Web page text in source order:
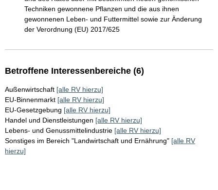
Techniken gewonnene Pflanzen und die aus ihnen
gewonnenen Leben- und Futtermittel sowie zur Änderung
der Verordnung (EU) 2017/625
Betroffene Interessenbereiche (6)
Außenwirtschaft [alle RV hierzu]
EU-Binnenmarkt [alle RV hierzu]
EU-Gesetzgebung [alle RV hierzu]
Handel und Dienstleistungen [alle RV hierzu]
Lebens- und Genussmittelindustrie [alle RV hierzu]
Sonstiges im Bereich "Landwirtschaft und Ernährung" [alle RV
hierzu]